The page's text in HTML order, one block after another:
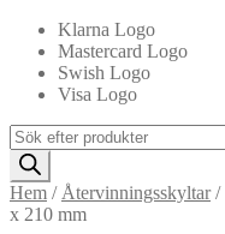
Klarna Logo
Mastercard Logo
Swish Logo
Visa Logo
Products
search
Hem / Återvinningsskyltar/
x 210 mm